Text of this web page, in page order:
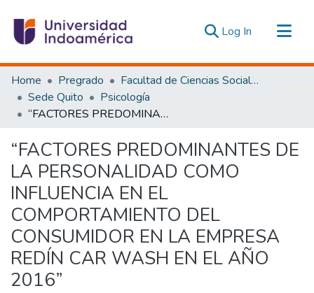
Log In (current)
Communities & Collections
All of DSpace
Statistics
Home Pregrado
Facultad de Ciencias Sociales y Humanas
Sede Quito
Psicología
“FACTORES PREDOMINANTES DE LA PERSONALIDAD COMO INFLUENCIA EN EL COMPORTAMIENTO DEL CONSUMIDOR EN LA EMPRESA REDÍN CAR WASH EN EL AÑO 2016”
“FACTORES PREDOMINANTES DE
LA PERSONALIDAD COMO
INFLUENCIA EN EL
COMPORTAMIENTO DEL
CONSUMIDOR EN LA EMPRESA
REDÍN CAR WASH EN EL AÑO
2016”